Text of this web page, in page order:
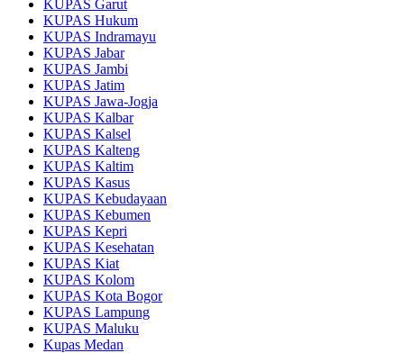
KUPAS Garut
KUPAS Hukum
KUPAS Indramayu
KUPAS Jabar
KUPAS Jambi
KUPAS Jatim
KUPAS Jawa-Jogja
KUPAS Kalbar
KUPAS Kalsel
KUPAS Kalteng
KUPAS Kaltim
KUPAS Kasus
KUPAS Kebudayaan
KUPAS Kebumen
KUPAS Kepri
KUPAS Kesehatan
KUPAS Kiat
KUPAS Kolom
KUPAS Kota Bogor
KUPAS Lampung
KUPAS Maluku
Kupas Medan